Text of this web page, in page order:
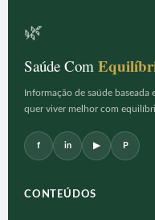
🌿
Saúde Com
Informação de saúde baseada
quer viver melhor com
f in ▶ P
CONTEÚDOS